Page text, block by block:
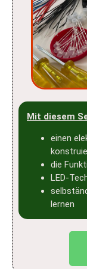
Mit diesem
einen
die
LED-
lernen